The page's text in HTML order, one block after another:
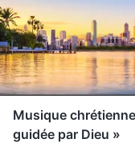
Musique
guidée par Dieu »